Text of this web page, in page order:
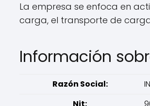
La empresa se enfoca en
carga, el transporte de
Información
Razón Social: